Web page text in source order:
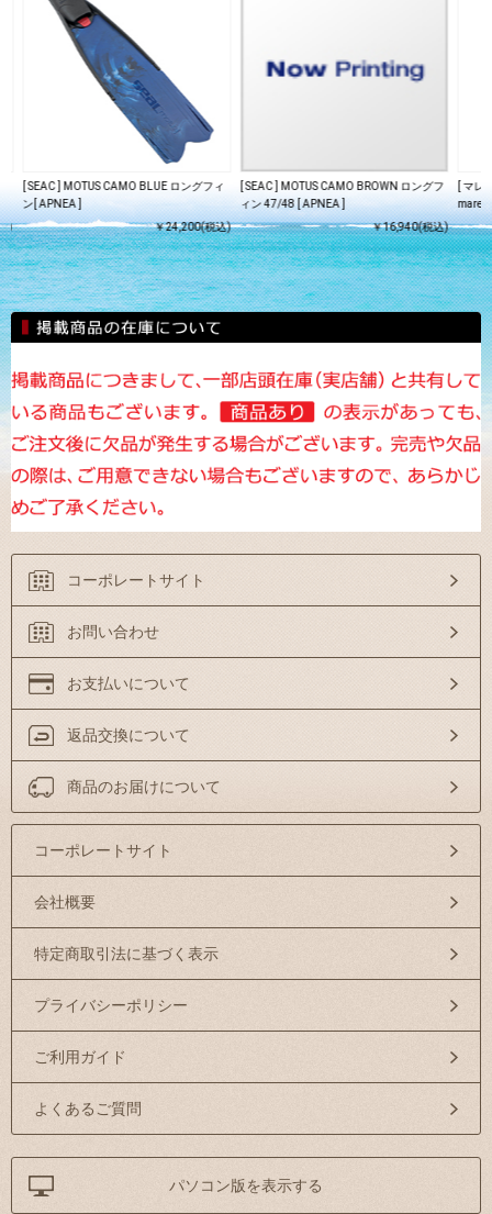
)
[ SEAC ] MOTUS CAMO BLUE ロングフィ
ン[ APNEA ]
￥24,200(税込)
[ SEAC ] MOTUS CAMO BROWN ロングフ
ィン 47/48 [ APNEA ]
￥16,940(税込)
[ マ
mares
コーポレートサイト
お問い合わせ
お支払いについて
返品交換について
商品のお届けについて
コーポレートサイト
会社概要
特定商取引法に基づく表示
プライバシーポリシー
ご利用ガイド
よくあるご質問
パソコン版を表示する